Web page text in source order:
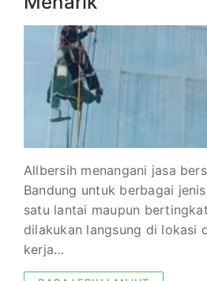
Allbersih menangani jasa
Bandung untuk berbagai
satu lantai maupun
dilakukan langsung di lokasi
kerja…